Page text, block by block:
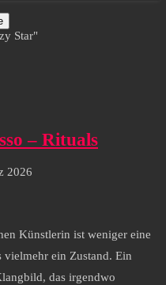
Star"
– Rituals
2026
Künstlerin ist weniger eine
vielmehr ein Zustand. Ein
das irgendwo